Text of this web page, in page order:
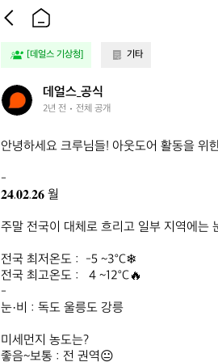
[데얼스 기상청] 기타
데
얼
_
공
데얼스_공식
2년 전 전체 공개
안녕하세요 크루님들! 아웃도어 활동을
-
𝟐𝟒.𝟎𝟐.𝟐𝟔 월
주말 전국이 대체로 흐리고 일부 지역에
전국 최저온도 :  -5 ~3°C❄
전국 최고온도 :   4 ~12°C🔥
-
눈·비 : 독도 울릉도 강릉
미세먼지 농도는?
좋음~보통 : 전 권역😐